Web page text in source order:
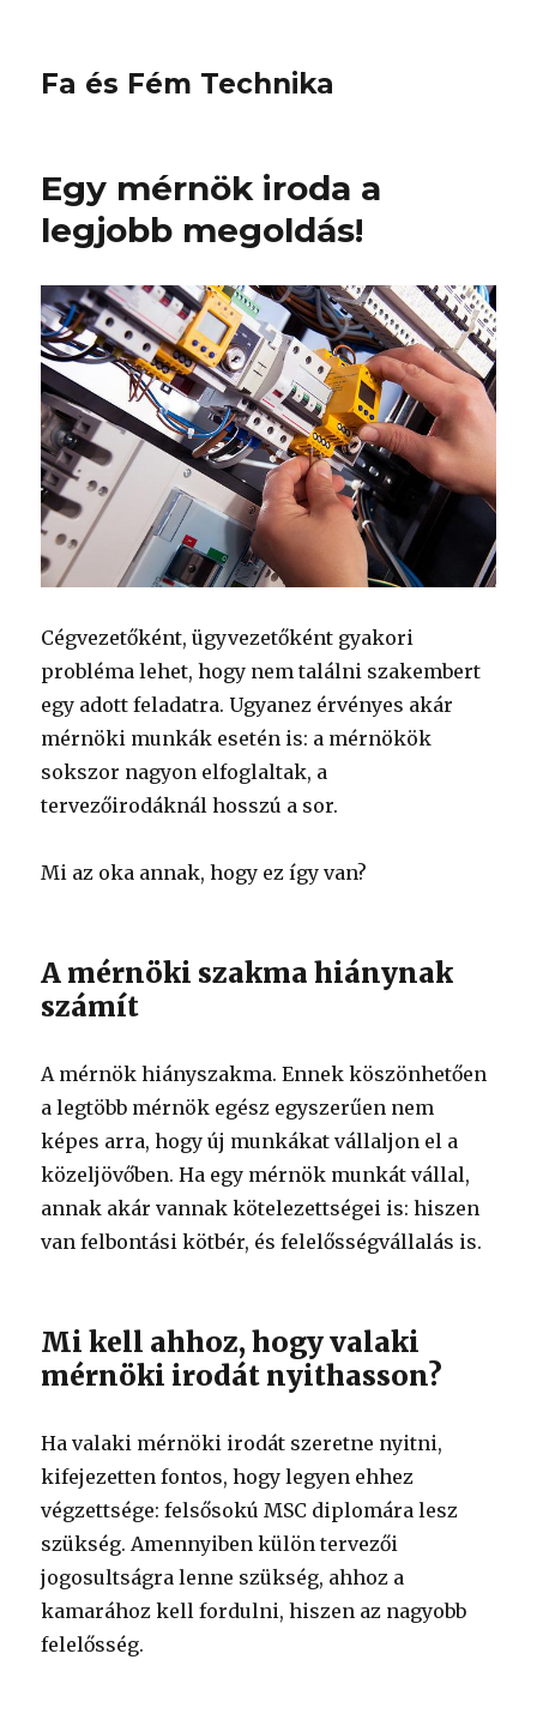
Fa és Fém Technika
Egy mérnök iroda a
legjobb megoldás!
Cégvezetőként, ügyvezetőként gyakori
probléma lehet, hogy nem találni szakembert
egy adott feladatra. Ugyanez érvényes akár
mérnöki munkák esetén is: a mérnökök
sokszor nagyon elfoglaltak, a
tervezőirodáknál hosszú a sor.
Mi az oka annak, hogy ez így van?
A mérnöki szakma hiánynak
számít
A mérnök hiányszakma. Ennek köszönhetően
a legtöbb mérnök egész egyszerűen nem
képes arra, hogy új munkákat vállaljon el a
közeljövőben. Ha egy mérnök munkát vállal,
annak akár vannak kötelezettségei is: hiszen
van felbontási kötbér, és felelősségvállalás is.
Mi kell ahhoz, hogy valaki
mérnöki irodát nyithasson?
Ha valaki mérnöki irodát szeretne nyitni,
kifejezetten fontos, hogy legyen ehhez
végzettsége: felsősokú MSC diplomára lesz
szükség. Amennyiben külön tervezői
jogosultságra lenne szükség, ahhoz a
kamarához kell fordulni, hiszen az nagyobb
felelősség.